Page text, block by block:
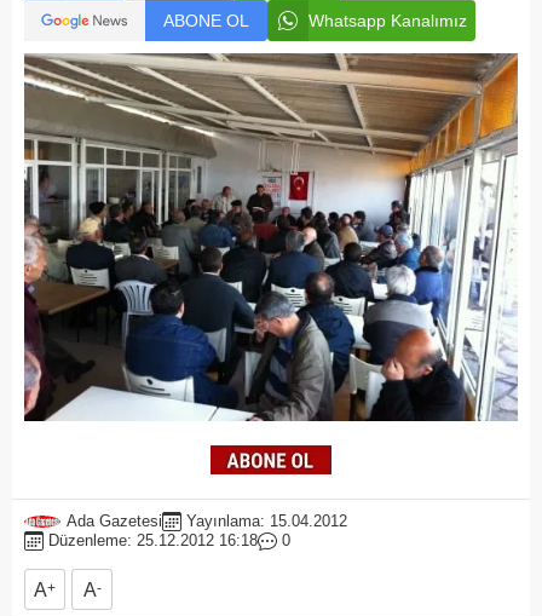
ABONE OL Whatsapp Kanalımız
Ada Gazetesi
Yayınlama: 15.04.2012
Düzenleme: 25.12.2012 16:18
0
A+ A-